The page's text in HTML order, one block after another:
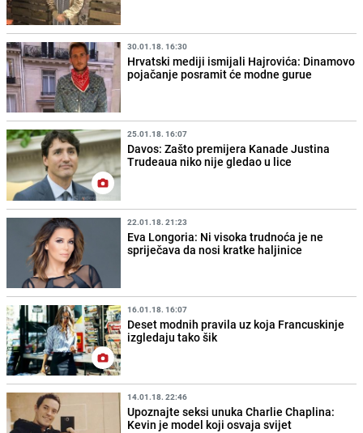
30.01.18. 16:30
Hrvatski mediji ismijali Hajrovića: Dinamovo
pojačanje posramit će modne gurue
25.01.18. 16:07
Davos: Zašto premijera Kanade Justina
Trudeaua niko nije gledao u lice
22.01.18. 21:23
Eva Longoria: Ni visoka trudnoća je ne
spriječava da nosi kratke haljinice
16.01.18. 16:07
Deset modnih pravila uz koja Francuskinje
izgledaju tako šik
14.01.18. 22:46
Upoznajte seksi unuka Charlie Chaplina:
Kevin je model koji osvaja svijet